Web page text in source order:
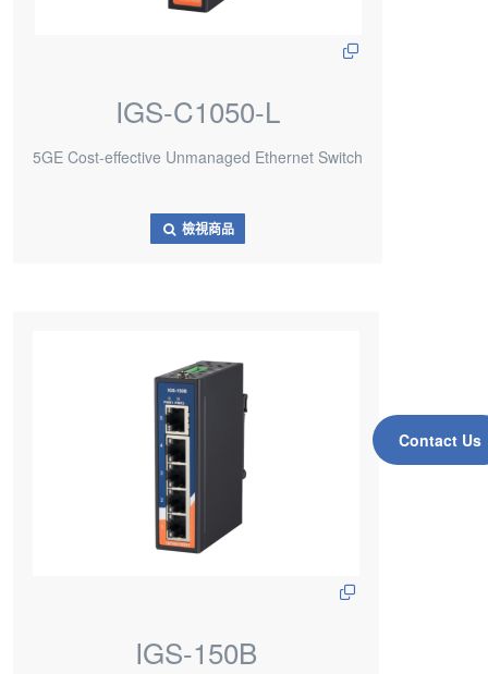
Contact Us
IGS-C1050-L
5GE Cost-effective Unmanaged Ethernet Switch
檢視商品
IGS-150B